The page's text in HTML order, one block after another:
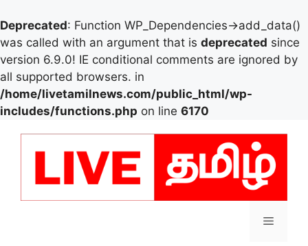
Deprecated: Function WP_Dependencies->add_data()
was called with an argument that is deprecated since
version 6.9.0! IE conditional comments are ignored by
all supported browsers. in
/home/livetamilnews.com/public_html/wp-
includes/functions.php on line 6170
Menu